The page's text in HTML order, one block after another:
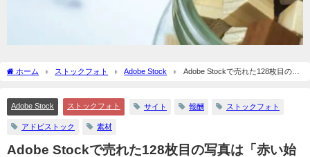
ホーム ストックフォト Adobe Stock
Adobe Stockで売れた128枚目の写
Adobe Stock ストックフォト サイト 報酬 ストックフォト
アドビストック 素材
Adobe Stockで売れた128枚目の写真は「赤い始